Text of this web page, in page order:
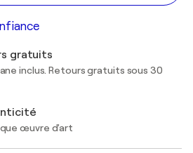
gratuits
inclus. Retours gratuits sous 30
œuvre d'art